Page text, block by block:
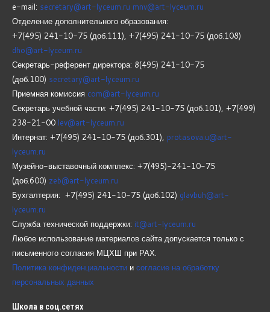
e-mail: secretary@art-lyceum.ru mnv@art-lyceum.ru
Отделение дополнительного образования:
+7(495) 241-10-75 (доб.111), +7(495) 241-10-75 (доб.108)
dho@art-lyceum.ru
Секретарь-референт директора: 8(495) 241-10-75
(доб.100) secretary@art-lyceum.ru
Приемная комиссия com@art-lyceum.ru
Секретарь учебной части: +7(495) 241-10-75 (доб.101), +7(499)
238-21-00 lev@art-lyceum.ru
Интернат: +7(495) 241-10-75 (доб.301), protasova.u@art-
lyceum.ru
Музейно-выставочный комплекс: +7(495)-241-10-75
(доб.600) zeb@art-lyceum.ru
Бухгалтерия: +7(495) 241-10-75 (доб.102) glavbuh@art-
lyceum.ru
Служба технической поддержки: it@art-lyceum.ru
Любое использование материалов сайта допускается только с
письменного согласия МЦХШ при РАХ.
Политика конфиденциальности и согласие на обработку
персональных данных
Школа в соц.сетях